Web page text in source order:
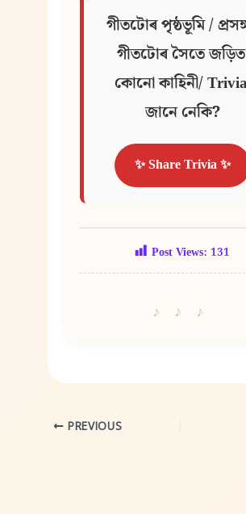
গীতটোৰ পৃষ্ঠভূমি /
গীতটোৰ সৈতে জড়িত
কোনো কাহিনী/
জানে নেকি?
✨ Share Trivia ✨
Post Views: 131
PREVIOUS